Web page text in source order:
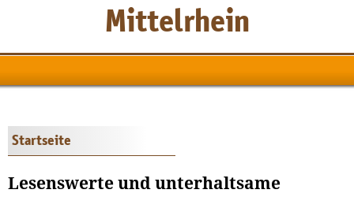
Startseite
Lesenswerte und unterhaltsame